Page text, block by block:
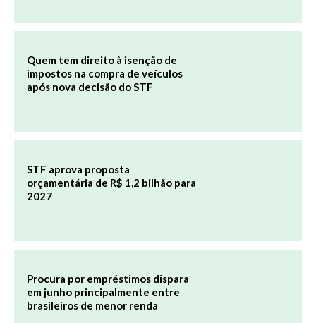
Quem tem direito à isenção de
impostos na compra de veículos
após nova decisão do STF
STF aprova proposta
orçamentária de R$ 1,2 bilhão para
2027
Procura por empréstimos dispara
em junho principalmente entre
brasileiros de menor renda